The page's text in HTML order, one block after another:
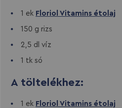
1 ek Floriol Vitamins étolaj
150 g rizs
2,5 dl víz
1 tk só
A töltelékhez:
1 ek Floriol Vitamins étolaj